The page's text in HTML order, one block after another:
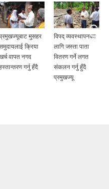
मुसहर
क्रिया
वापत नगद
गर्नु हँदै
विपद् व्यवस्थापनका
लागि जस्ता पाता
वितरण गर्ने लगत
संकलन गर्नु हुँदै
प्रमुखज्यू